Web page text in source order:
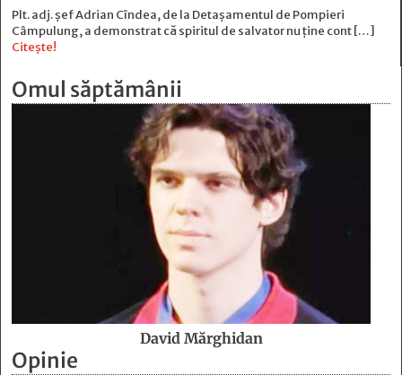
Plt. adj. șef Adrian Cîndea, de la Detașamentul de Pompieri
Câmpulung, a demonstrat că spiritul de salvator nu ține cont […]
Citește!
Omul săptămânii
David Mărghidan
Opinie